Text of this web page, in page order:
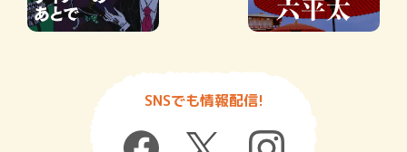
SNSでも情報配信!